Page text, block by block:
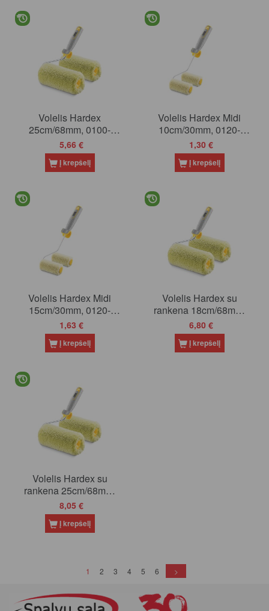
Volelis Hardex
25cm/68mm, 0100-
106825
5,66 €
Į krepšelį
Volelis Hardex Midi
10cm/30mm, 0120-
113010
1,30 €
Į krepšelį
Volelis Hardex Midi
15cm/30mm, 0120-
113015
1,63 €
Į krepšelį
Volelis Hardex su
rankena 18cm/68mm,
0101-106818
6,80 €
Į krepšelį
Volelis Hardex su
rankena 25cm/68mm,
0101-106825
8,05 €
Į krepšelį
1 (current)
2 3 4 5 6 >